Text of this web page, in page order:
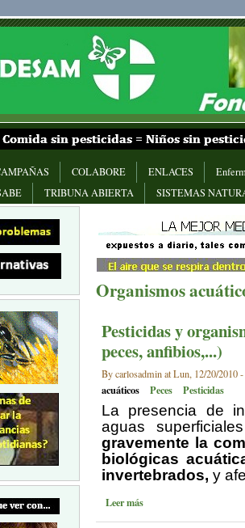
COLABORE ENLACES
TRIBUNA ABIERTA SISTEMAS
Organismos
Pesticidas y
peces, anfibios,...)
By carlosadmin at Lun, 12/20/2010
acuáticos Peces Pesticidas
La presencia de
aguas
gravemente la
biológicas
invertebrados, y
Leer más